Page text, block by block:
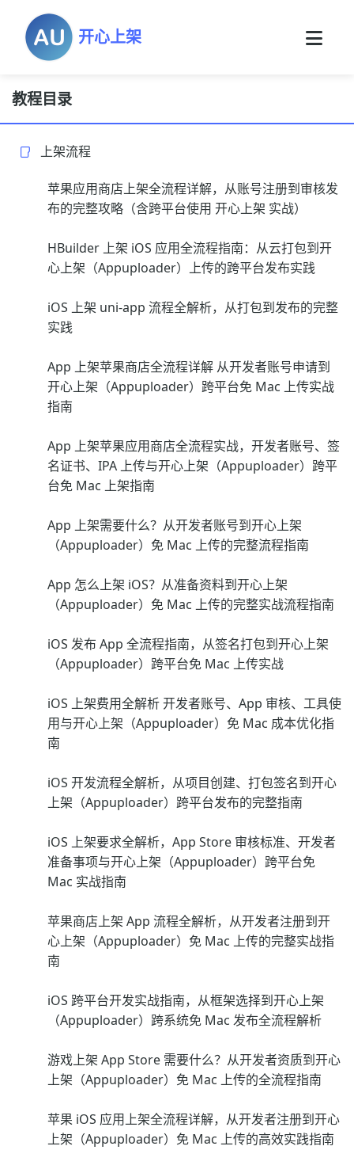
开心上架
教程目录
上架流程
苹果应用商店上架全流程详解，从账号注册到审核发
布的完整攻略（含跨平台使用 开心上架 实战）
HBuilder 上架 iOS 应用全流程指南：从云打包到开
心上架（Appuploader）上传的跨平台发布实践
iOS 上架 uni-app 流程全解析，从打包到发布的完整
实践
App 上架苹果商店全流程详解 从开发者账号申请到
开心上架（Appuploader）跨平台免 Mac 上传实战
指南
App 上架苹果应用商店全流程实战，开发者账号、签
名证书、IPA 上传与开心上架（Appuploader）跨平
台免 Mac 上架指南
App 上架需要什么？从开发者账号到开心上架
（Appuploader）免 Mac 上传的完整流程指南
App 怎么上架 iOS？从准备资料到开心上架
（Appuploader）免 Mac 上传的完整实战流程指南
iOS 发布 App 全流程指南，从签名打包到开心上架
（Appuploader）跨平台免 Mac 上传实战
iOS 上架费用全解析 开发者账号、App 审核、工具使
用与开心上架（Appuploader）免 Mac 成本优化指
南
iOS 开发流程全解析，从项目创建、打包签名到开心
上架（Appuploader）跨平台发布的完整指南
iOS 上架要求全解析，App Store 审核标准、开发者
准备事项与开心上架（Appuploader）跨平台免
Mac 实战指南
苹果商店上架 App 流程全解析，从开发者注册到开
心上架（Appuploader）免 Mac 上传的完整实战指
南
iOS 跨平台开发实战指南，从框架选择到开心上架
（Appuploader）跨系统免 Mac 发布全流程解析
游戏上架 App Store 需要什么？从开发者资质到开心
上架（Appuploader）免 Mac 上传的全流程指南
苹果 iOS 应用上架全流程详解，从开发者注册到开心
上架（Appuploader）免 Mac 上传的高效实践指南